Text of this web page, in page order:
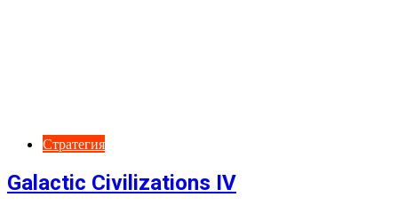
Стратегия
Galactic Civilizations IV